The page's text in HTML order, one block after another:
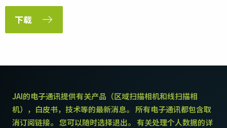
下载
JAI的电子通讯提供有关产品（区域扫描相机和线扫描相
机），白皮书，技术等的最新消息。 所有电子通讯都包含取
消订阅链接。 您可以随时选择退出。 有关处理个人数据的详